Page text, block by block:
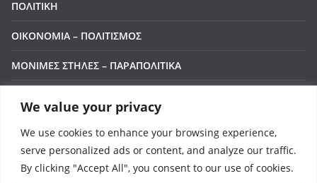
We value your privacy
We use cookies to enhance your browsing experience,
serve personalized ads or content, and analyze our traffic.
By clicking "Accept All", you consent to our use of cookies.
ΠΟΛΙΤΙΚΗ
ΟΙΚΟΝΟΜΙΑ – ΠΟΛΙΤΙΣΜΟΣ
ΜΟΝΙΜΕΣ ΣΤΗΛΕΣ – ΠΑΡΑΠΟΛΙΤΙΚΑ
LIVE